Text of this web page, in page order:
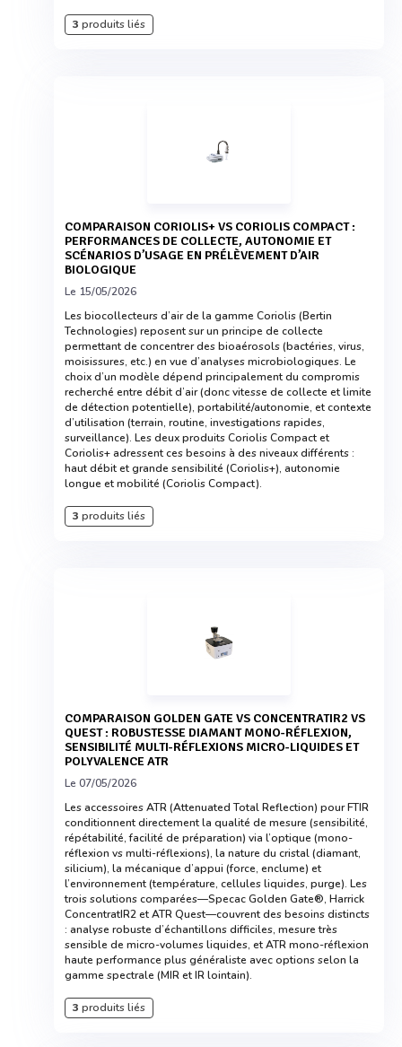
3 produits liés
COMPARAISON CORIOLIS+ VS CORIOLIS COMPACT :
PERFORMANCES DE COLLECTE, AUTONOMIE ET
SCÉNARIOS D’USAGE EN PRÉLÈVEMENT D’AIR
BIOLOGIQUE
Le 15/05/2026
Les biocollecteurs d’air de la gamme Coriolis (Bertin
Technologies) reposent sur un principe de collecte
permettant de concentrer des bioaérosols (bactéries, virus,
moisissures, etc.) en vue d’analyses microbiologiques. Le
choix d’un modèle dépend principalement du compromis
recherché entre débit d’air (donc vitesse de collecte et limite
de détection potentielle), portabilité/autonomie, et contexte
d’utilisation (terrain, routine, investigations rapides,
surveillance). Les deux produits Coriolis Compact et
Coriolis+ adressent ces besoins à des niveaux différents :
haut débit et grande sensibilité (Coriolis+), autonomie
longue et mobilité (Coriolis Compact).
3 produits liés
COMPARAISON GOLDEN GATE VS CONCENTRATIR2 VS
QUEST : ROBUSTESSE DIAMANT MONO-RÉFLEXION,
SENSIBILITÉ MULTI-RÉFLEXIONS MICRO-LIQUIDES ET
POLYVALENCE ATR
Le 07/05/2026
Les accessoires ATR (Attenuated Total Reflection) pour FTIR
conditionnent directement la qualité de mesure (sensibilité,
répétabilité, facilité de préparation) via l’optique (mono-
réflexion vs multi-réflexions), la nature du cristal (diamant,
silicium), la mécanique d’appui (force, enclume) et
l’environnement (température, cellules liquides, purge). Les
trois solutions comparées—Specac Golden Gate®, Harrick
ConcentratIR2 et ATR Quest—couvrent des besoins distincts
: analyse robuste d’échantillons difficiles, mesure très
sensible de micro-volumes liquides, et ATR mono-réflexion
haute performance plus généraliste avec options selon la
gamme spectrale (MIR et IR lointain).
3 produits liés